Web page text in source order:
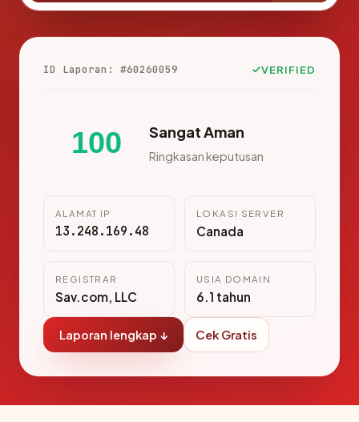
ID Laporan: #60260059 VERIFIED
100 Sangat Aman
Ringkasan keputusan
ALAMAT IP
13.248.169.48
LOKASI SERVER
Canada
REGISTRAR
Sav.com, LLC
USIA DOMAIN
6.1 tahun
Laporan lengkap ↓ Cek Gratis